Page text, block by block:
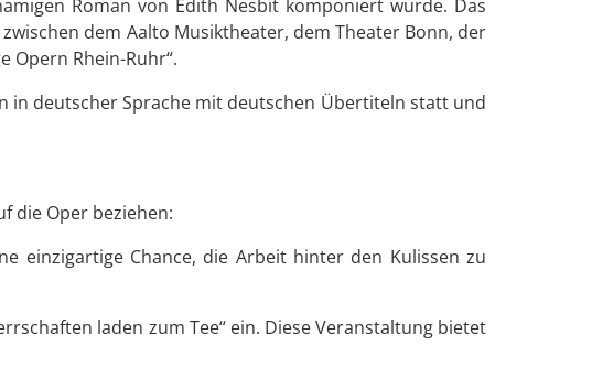
Roman von Edith Nesbit komponiert wurde. Das
dem Aalto Musiktheater, dem Theater Bonn, der
Opern Rhein-Ruhr“.
in deutscher Sprache mit deutschen Übertiteln statt und
die Oper beziehen:
einzigartige Chance, die Arbeit hinter den Kulissen zu
laden zum Tee“ ein. Diese Veranstaltung bietet